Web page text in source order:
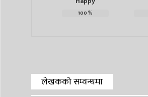
100%
लेखकको सम्वन्धमा